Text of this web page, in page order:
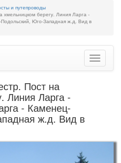
и путепроводы
хмельницком берегу. Линия Ларга -
Юго-Западная ж.д. Вид в
Toggle
Пост на
Линия Ларга -
- Каменец-
ж.д. Вид в